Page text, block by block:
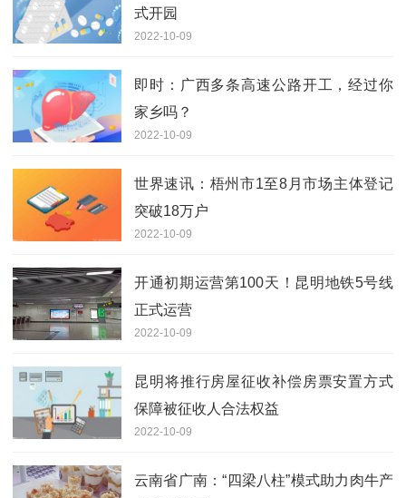
式开园
2022-10-09
即时：广西多条高速公路开工，经过你
家乡吗？
2022-10-09
世界速讯：梧州市1至8月市场主体登记
突破18万户
2022-10-09
开通初期运营第100天！昆明地铁5号线
正式运营
2022-10-09
昆明将推行房屋征收补偿房票安置方式
保障被征收人合法权益
2022-10-09
云南省广南：“四梁八柱”模式助力肉牛产